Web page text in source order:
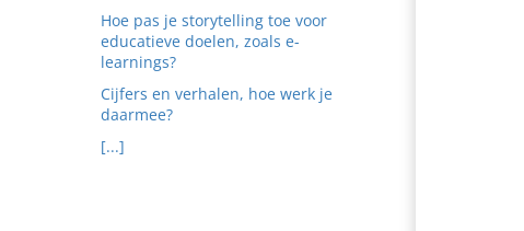
Hoe pas je storytelling toe voor
educatieve doelen, zoals e-
learnings?
Cijfers en verhalen, hoe werk je
daarmee?
[...]